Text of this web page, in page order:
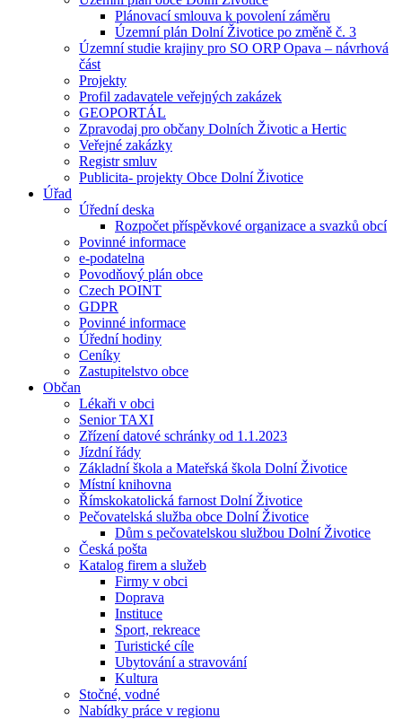
Plánovací smlouva k povolení záměru
Územní plán Dolní Životice po změně č. 3
Územní studie krajiny pro SO ORP Opava – návrhová
část
Projekty
Profil zadavatele veřejných zakázek
GEOPORTÁL
Zpravodaj pro občany Dolních Životic a Hertic
Veřejné zakázky
Registr smluv
Publicita- projekty Obce Dolní Životice
Úřad
Úřední deska
Rozpočet příspěvkové organizace a svazků obcí
Povinné informace
e-podatelna
Povodňový plán obce
Czech POINT
GDPR
Povinné informace
Úřední hodiny
Ceníky
Zastupitelstvo obce
Občan
Lékaři v obci
Senior TAXI
Zřízení datové schránky od 1.1.2023
Jízdní řády
Základní škola a Mateřská škola Dolní Životice
Místní knihovna
Římskokatolická farnost Dolní Životice
Pečovatelská služba obce Dolní Životice
Dům s pečovatelskou službou Dolní Životice
Česká pošta
Katalog firem a služeb
Firmy v obci
Doprava
Instituce
Sport, rekreace
Turistické cíle
Ubytování a stravování
Kultura
Stočné, vodné
Nabídky práce v regionu